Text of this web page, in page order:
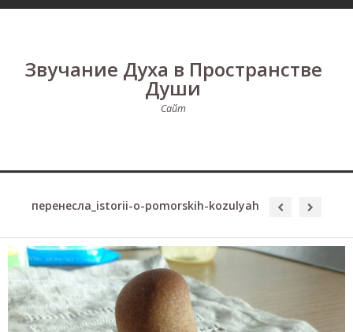
Звучание Духа в Пространстве
Души
Сайт
перенесла_istorii-o-pomorskih-kozulyah